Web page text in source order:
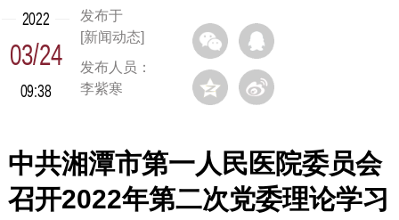
2022
03/24
09:38
发布于
[新闻动态]
发布人员：
李紫寒
中共湘潭市第一人民医院委员会
召开2022年第二次党委理论学习